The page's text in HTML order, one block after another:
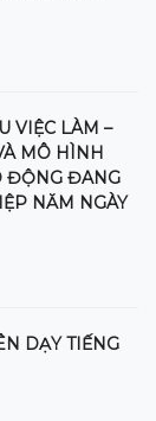
VIỆC LÀM –
MÔ HÌNH
ĐỘNG ĐANG
NĂM NGÀY
DẠY TIẾNG